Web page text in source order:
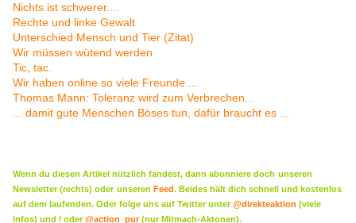
Nichts ist schwerer....
Rechte und linke Gewalt
Unterschied Mensch und Tier (Zitat)
Wir müssen wütend werden
Tic, tac.
Wir haben online so viele Freunde....
Thomas Mann: Toleranz wird zum Verbrechen...
... damit gute Menschen Böses tun, dafür braucht es ...
Wenn du diesen Artikel nützlich fandest, dann abonniere doch unseren
Newsletter (rechts) oder unseren Feed. Beides hält dich schnell und kostenlos
auf dem laufenden. Oder folge uns auf Twitter unter@direkteaktion (viele
Infos) und / oder@action_pur(nur Mitmach-Aktonen).